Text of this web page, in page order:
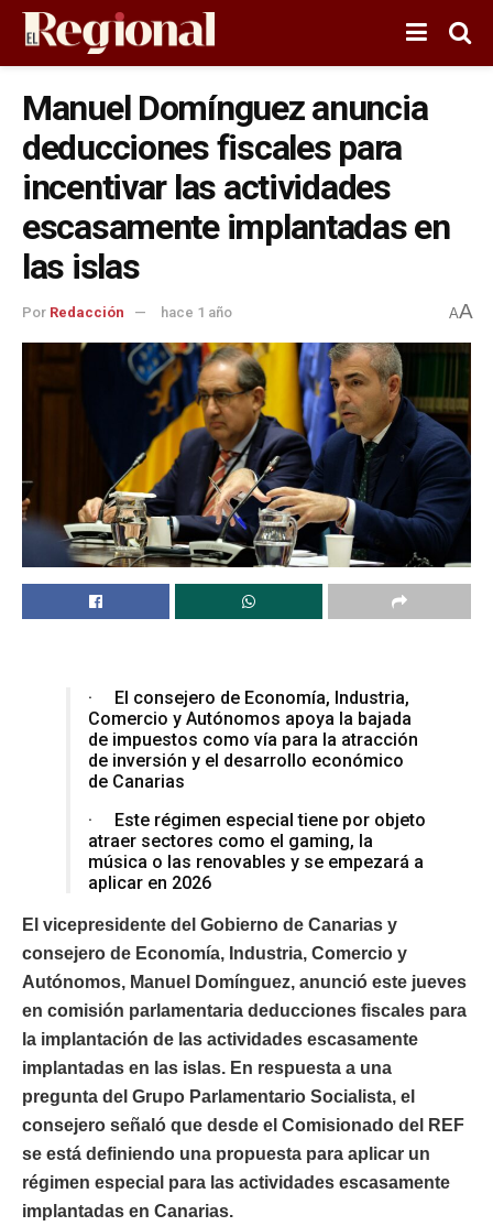
Manuel Domínguez anuncia
deducciones fiscales para
incentivar las actividades
escasamente implantadas en
las islas
Por Redacción hace 1 año AA
· El consejero de Economía, Industria,
Comercio y Autónomos apoya la bajada
de impuestos como vía para la atracción
de inversión y el desarrollo económico
de Canarias
· Este régimen especial tiene por objeto
atraer sectores como el gaming, la
música o las renovables y se empezará a
aplicar en 2026
El vicepresidente del Gobierno de Canarias y
consejero de Economía, Industria, Comercio y
Autónomos, Manuel Domínguez, anunció este jueves
en comisión parlamentaria deducciones fiscales para
la implantación de las actividades escasamente
implantadas en las islas. En respuesta a una
pregunta del Grupo Parlamentario Socialista, el
consejero señaló que desde el Comisionado del REF
se está definiendo una propuesta para aplicar un
régimen especial para las actividades escasamente
implantadas en Canarias.